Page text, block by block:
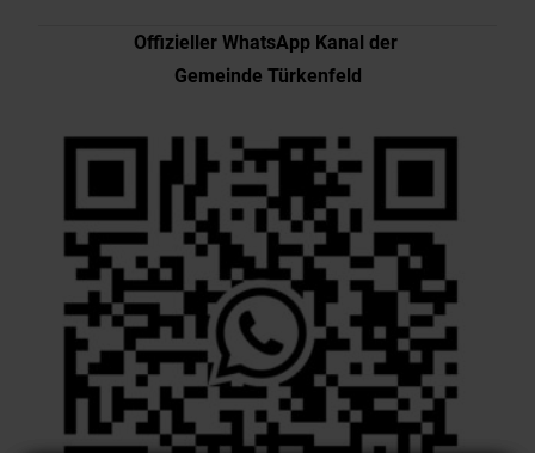
Offizieller WhatsApp Kanal der
Gemeinde Türkenfeld